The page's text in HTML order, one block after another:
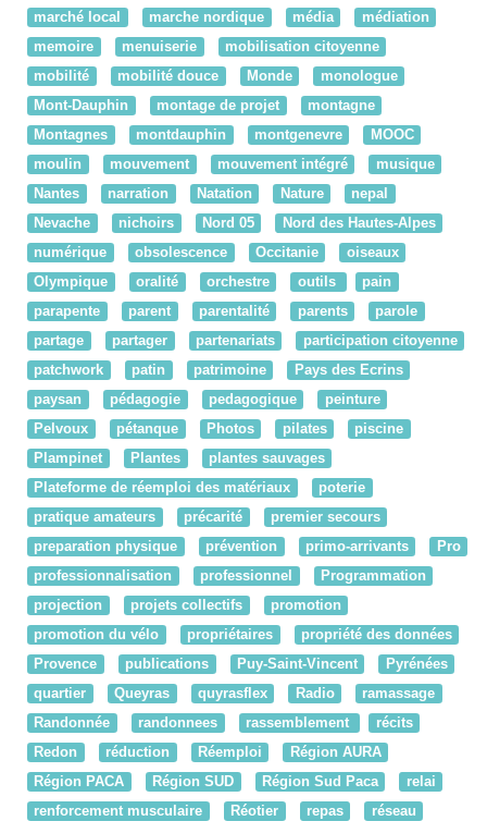
marché local
marche nordique média
médiation
memoire
menuiserie
mobilisation citoyenne
mobilité
mobilité douce Monde
monologue
Mont-Dauphin
montage de projet
montagne
Montagnes
montdauphin montgenevre
MOOC
moulin
mouvement mouvement intégré
musique
Nantes
narration Natation Nature
nepal
Nevache
nichoirs Nord 05
Nord des Hautes-Alpes
numérique
obsolescence Occitanie
oiseaux
Olympique
oralité orchestre outils
pain
parapente
parent parentalité parents
parole
partage
partager partenariats
participation citoyenne
patchwork
patin patrimoine
Pays des Ecrins
paysan
pédagogie pedagogique
peinture
Pelvoux
pétanque Photos pilates
piscine
Plampinet
Plantes
plantes sauvages
Plateforme de réemploi des matériaux
poterie
pratique amateurs
précarité
premier secours
preparation physique
prévention primo-arrivants
Pro
professionnalisation
professionnel
Programmation
projection
projets collectifs
promotion
promotion du vélo
propriétaires
propriété des données
Provence
publications Puy-Saint-Vincent
Pyrénées
quartier
Queyras quyrasflex Radio
ramassage
Randonnée
randonnees rassemblement
récits
Redon
réduction Réemploi
Région AURA
Région PACA
Région SUD Région Sud Paca
relai
renforcement musculaire
Réotier repas
réseau